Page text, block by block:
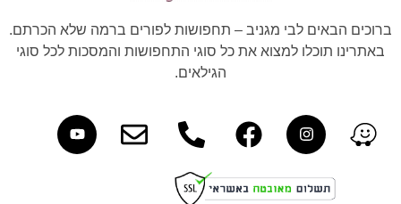
ברוכים הבאים לבי מגניב – תחפושות לפורים ברמה שלא הכרתם.
באתרינו תוכלו למצוא את כל סוגי התחפושות והמסכות לכל סוגי
הגילאים.